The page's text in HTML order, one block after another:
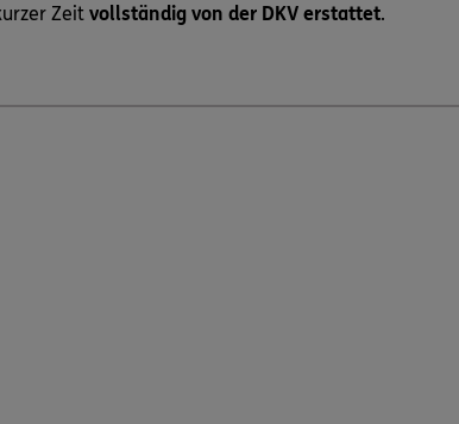
Zeit vollständig von der DKV erstattet.